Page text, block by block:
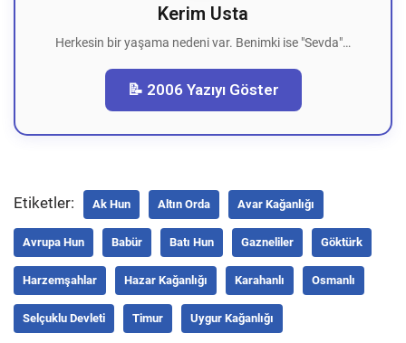
Kerim Usta
Herkesin bir yaşama nedeni var. Benimki ise "Sevda"…
📝 2006 Yazıyı Göster
Etiketler: Ak Hun Altın Orda Avar Kağanlığı
Avrupa Hun Babür Batı Hun Gazneliler Göktürk
Harzemşahlar Hazar Kağanlığı Karahanlı Osmanlı
Selçuklu Devleti Timur Uygur Kağanlığı